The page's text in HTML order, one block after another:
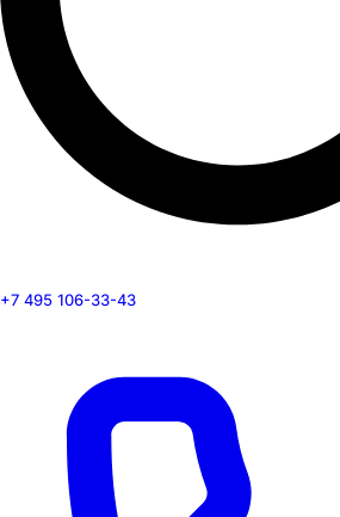
+7 495 106-33-43